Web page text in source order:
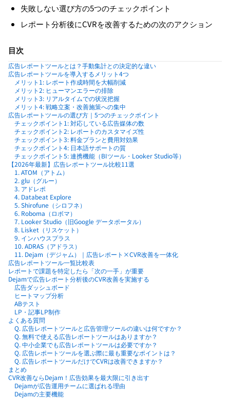
失敗しない選び方の5つのチェックポイント
レポート分析後にCVRを改善するための次のアクション
目次
広告レポートツールとは？手動集計との決定的な違い
広告レポートツールを導入するメリット4つ
メリット1: レポート作成時間を大幅削減
メリット2: ヒューマンエラーの排除
メリット3: リアルタイムでの状況把握
メリット4: 戦略立案・改善施策への集中
広告レポートツールの選び方｜5つのチェックポイント
チェックポイント1: 対応している広告媒体の数
チェックポイント2: レポートのカスタマイズ性
チェックポイント3: 料金プランと費用対効果
チェックポイント4: 日本語サポートの質
チェックポイント5: 連携機能（BIツール・Looker Studio等）
【2026年最新】広告レポートツール比較11選
1. ATOM（アトム）
2. glu（グルー）
3. アドレポ
4. Databeat Explore
5. Shirofune（シロフネ）
6. Roboma（ロボマ）
7. Looker Studio（旧Google データポータル）
8. Lisket（リスケット）
9. インハウスプラス
10. ADRAS（アドラス）
11. Dejam（デジャム）｜広告レポート×CVR改善を一体化
広告レポートツール一覧比較表
レポートで課題を特定したら「次の一手」が重要
Dejamで広告レポート分析後のCVR改善を実施する
広告ダッシュボード
ヒートマップ分析
ABテスト
LP・記事LP制作
よくある質問
Q. 広告レポートツールと広告管理ツールの違いは何ですか？
Q. 無料で使える広告レポートツールはありますか？
Q. 中小企業でも広告レポートツールは必要ですか？
Q. 広告レポートツールを選ぶ際に最も重要なポイントは？
Q. 広告レポートツールだけでCVRは改善できますか？
まとめ
CVR改善ならDejam！広告効果を最大限に引き出す
Dejamが広告運用チームに選ばれる理由
Dejamの主要機能